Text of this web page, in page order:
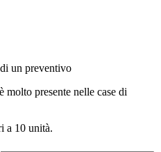
un preventivo
è molto presente nelle case di
a 10 unità.